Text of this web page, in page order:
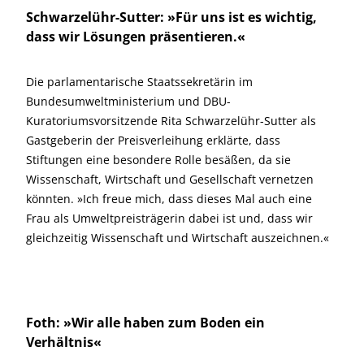
Schwarzelühr-Sutter: »Für uns ist es wichtig,
dass wir Lösungen präsentieren.«
Die parlamentarische Staatssekretärin im
Bundesumweltministerium und DBU-
Kuratoriumsvorsitzende Rita Schwarzelühr-Sutter als
Gastgeberin der Preisverleihung erklärte, dass
Stiftungen eine besondere Rolle besäßen, da sie
Wissenschaft, Wirtschaft und Gesellschaft vernetzen
könnten. »Ich freue mich, dass dieses Mal auch eine
Frau als Umweltpreisträgerin dabei ist und, dass wir
gleichzeitig Wissenschaft und Wirtschaft auszeichnen.«
Foth: »Wir alle haben zum Boden ein
Verhältnis«